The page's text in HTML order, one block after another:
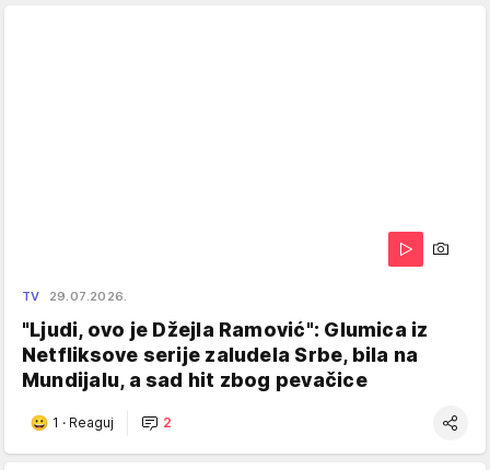
TV 29.07.2026.
"Ljudi, ovo je Džejla Ramović": Glumica iz
Netfliksove serije zaludela Srbe, bila na
Mundijalu, a sad hit zbog pevačice
1 · Reaguj 2